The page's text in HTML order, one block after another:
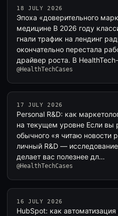
18 JULY 2026
Эпоха «доверительного
медицине В 2026 году
гнали трафик на лендинг
окончательно перестала
драйвер роста. В
@HealthTechCases
17 JULY 2026
Personal R&D: как
на текущем уровне Если вы
обычного «я читаю
личный R&D —
делает вас полезнее дл…
@HealthTechCases
16 JULY 2026
HubSpot: как